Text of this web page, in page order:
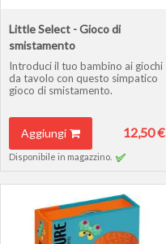
Little Select - Gioco di
smistamento
Introduci il tuo bambino ai giochi
da tavolo con questo simpatico
gioco di smistamento.
Aggiungi 12,50 €
Disponibile in magazzino.